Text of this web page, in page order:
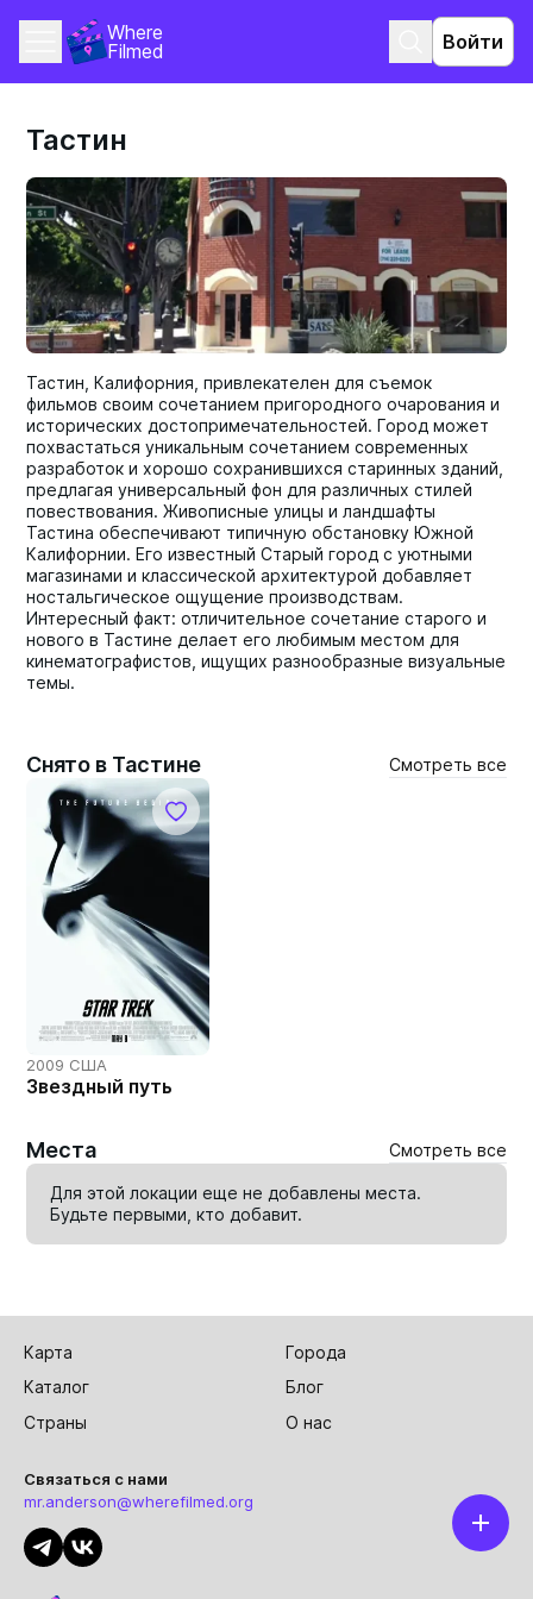
Where
Filmed
Войти
Тастин
Тастин, Калифорния, привлекателен для съемок
фильмов своим сочетанием пригородного очарования и
исторических достопримечательностей. Город может
похвастаться уникальным сочетанием современных
разработок и хорошо сохранившихся старинных зданий,
предлагая универсальный фон для различных стилей
повествования. Живописные улицы и ландшафты
Тастина обеспечивают типичную обстановку Южной
Калифорнии. Его известный Старый город с уютными
магазинами и классической архитектурой добавляет
ностальгическое ощущение производствам.
Интересный факт: отличительное сочетание старого и
нового в Тастине делает его любимым местом для
кинематографистов, ищущих разнообразные визуальные
темы.
Снято в Тастине Смотреть все
2009 США
Звездный путь
Места Смотреть все
Для этой локации еще не добавлены места.
Будьте первыми, кто добавит.
Карта
Города
Каталог
Блог
Страны
О нас
Связаться с нами
mr.anderson@wherefilmed.org